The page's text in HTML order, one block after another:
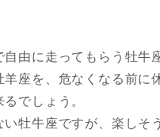
由に走ってもらう牡牛
座を、危なくなる前に
でしょう。
牡牛座ですが、楽しそ